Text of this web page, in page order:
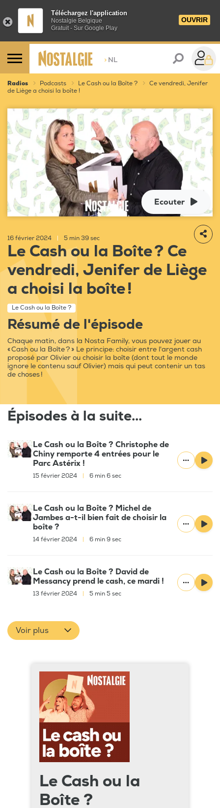
Téléchargez l'application
Nostalgie Belgique
Gratuit - Sur Google Play
OUVRIR
> NL
Radios Podcasts Le Cash ou la Boîte ?
Ce vendredi, Jenifer
de Liège a choisi la boîte !
Ecouter
16 février 2024 5 min 39 sec
Le Cash ou la Boîte ? Ce
vendredi, Jenifer de Liège
a choisi la boîte !
Le Cash ou la Boîte ?
Résumé de l'épisode
Chaque matin, dans la Nosta Family, vous pouvez jouer au
« Cash ou la Boîte ? » Le principe: choisir entre l'argent cash
proposé par Olivier ou choisir la boîte (dont tout le monde
ignore le contenu sauf Olivier) mais qui peut contenir un tas
de choses !
Épisodes à la suite...
Le Cash ou la Boîte ? Christophe de
Chiny remporte 4 entrées pour le
Parc Astérix !
15 février 2024 6 min 6 sec
Le Cash ou la Boîte ? Michel de
Jambes a-t-il bien fait de choisir la
boîte ?
14 février 2024 6 min 9 sec
Le Cash ou la Boîte ? David de
Messancy prend le cash, ce mardi !
13 février 2024 5 min 5 sec
Voir plus
Le Cash ou la
Boîte ?